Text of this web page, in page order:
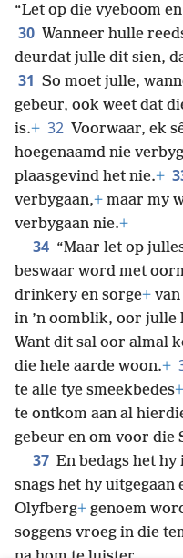
“Let op die vyeboom
30 Wanneer hulle
deurdat julle dit sien,
31 So moet julle,
gebeur, ook weet dat
is.+ 32 Voorwaar, ek
hoegenaamd nie
plaasgevind het nie.+
verbygaan,+ maar my
verbygaan nie.+
34 “Maar let op
beswaar word met
drinkery en sorge+
in ’n oomblik, oor julle
Want dit sal oor almal
die hele aarde woon.+
te alle tye smeekbedes+
te ontkom aan al
gebeur en om voor die
37 En bedags het
snags het hy
Olyfberg+ genoem
soggens vroeg in die